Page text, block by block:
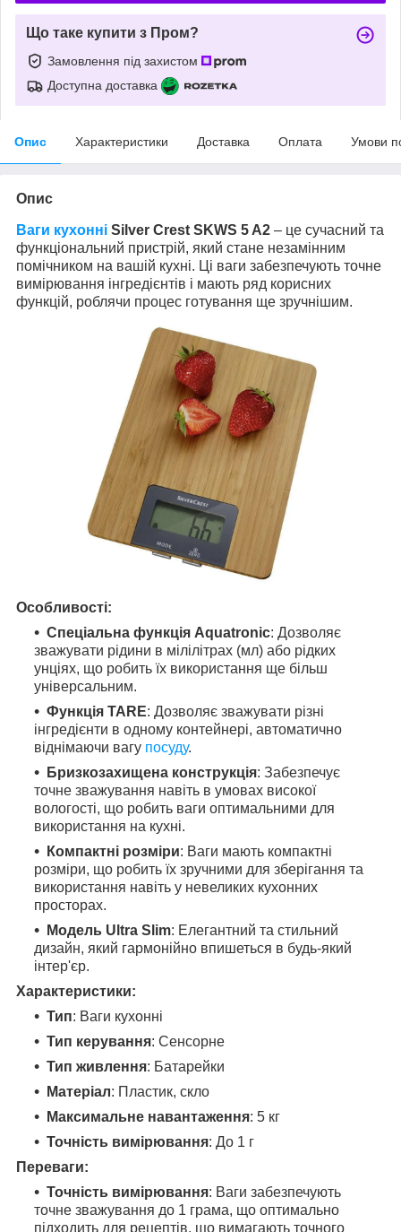
Що таке купити з Пром?
Замовлення під захистом
Доступна доставка
Опис Характеристики Доставка Оплата Умови
Опис
Ваги кухонні Silver Crest SKWS 5 A2 – це сучасний та
функціональний пристрій, який стане незамінним
помічником на вашій кухні. Ці ваги забезпечують точне
вимірювання інгредієнтів і мають ряд корисних
функцій, роблячи процес готування ще зручнішим.
Особливості:
Спеціальна функція Aquatronic: Дозволяє
зважувати рідини в мілілітрах (мл) або рідких
унціях, що робить їх використання ще більш
універсальним.
Функція TARE: Дозволяє зважувати різні
інгредієнти в одному контейнері, автоматично
віднімаючи вагу посуду.
Бризкозахищена конструкція: Забезпечує
точне зважування навіть в умовах високої
вологості, що робить ваги оптимальними для
використання на кухні.
Компактні розміри: Ваги мають компактні
розміри, що робить їх зручними для зберігання та
використання навіть у невеликих кухонних
просторах.
Модель Ultra Slim: Елегантний та стильний
дизайн, який гармонійно впишеться в будь-який
інтер'єр.
Характеристики:
Тип: Ваги кухонні
Тип керування: Сенсорне
Тип живлення: Батарейки
Матеріал: Пластик, скло
Максимальне навантаження: 5 кг
Точність вимірювання: До 1 г
Переваги:
Точність вимірювання: Ваги забезпечують
точне зважування до 1 грама, що оптимально
підходить для рецептів, що вимагають точного